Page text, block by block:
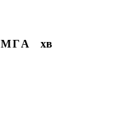
МГА хв